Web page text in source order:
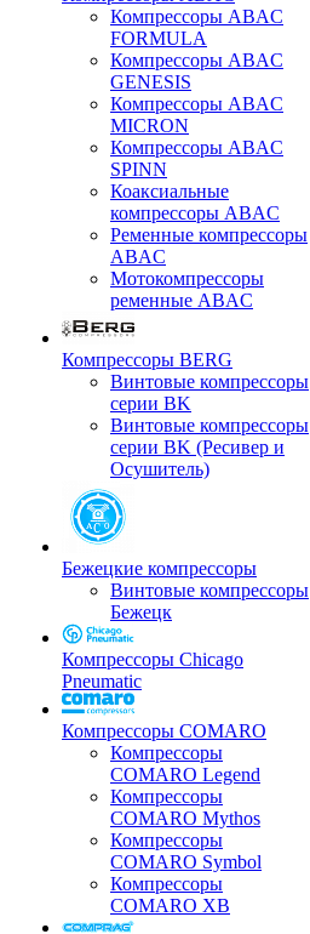
Компрессоры ABAC
FORMULA
Компрессоры ABAC
GENESIS
Компрессоры ABAC
MICRON
Компрессоры ABAC
SPINN
Коаксиальные
компрессоры ABAC
Ременные компрессоры
ABAC
Мотокомпрессоры
ременные ABAC
Компрессоры BERG
Винтовые компрессоры
серии BK
Винтовые компрессоры
серии BK (Ресивер и
Осушитель)
Бежецкие компрессоры
Винтовые компрессоры
Бежецк
Компрессоры Chicago
Pneumatic
Компрессоры COMARO
Компрессоры
COMARO Legend
Компрессоры
COMARO Mythos
Компрессоры
COMARO Symbol
Компрессоры
COMARO XB